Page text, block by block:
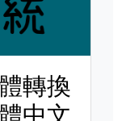
轉換
中文